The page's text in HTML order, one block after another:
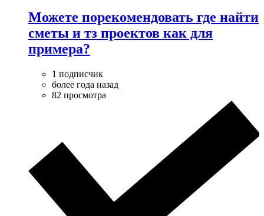
Можете порекомендовать где найти
сметы и тз проектов как для
примера?
1 подписчик
более года назад
82 просмотра